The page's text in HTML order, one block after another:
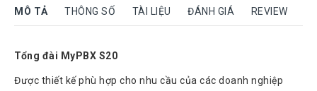
Rock
Dahua
Dinstar
MÔ TẢ THÔNG SỐ TÀI LIỆU ĐÁNH GIÁ REVIEW
Tổng đài MyPBX S20
Được thiết kế phù hợp cho nhu cầu của các doanh nghiệp